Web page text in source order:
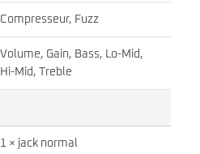
Compresseur, Fuzz
Volume, Gain, Bass, Lo-Mid,
Hi-Mid, Treble
1 × jack normal